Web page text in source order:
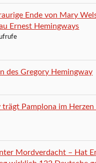
Ende von Mary
Ernest Hemingways
des Gregory Hemingway
trägt Pamplona im Herzen
Mordverdacht – Hat